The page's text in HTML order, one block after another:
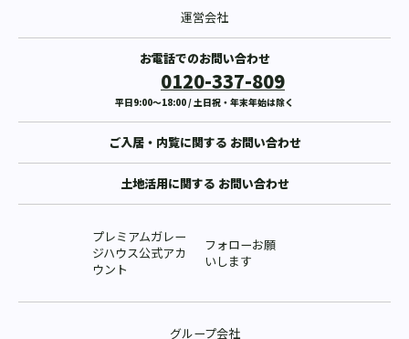
運営会社
お電話でのお問い合わせ
0120-337-809
平日9:00〜18:00 / 土日祝・年末年始は除く
ご入居・内覧に関する お問い合わせ
土地活用に関する お問い合わせ
プレミアムガレー
ジハウス公式アカ
ウント
フォローお願
いします
グループ会社